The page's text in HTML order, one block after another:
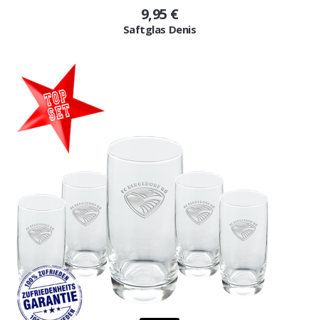
9,95 €
Saftglas Denis